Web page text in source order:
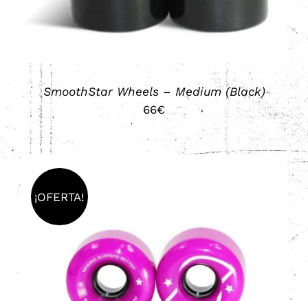
SmoothStar Wheels – Medium (Black)
66€
¡OFERTA!
AÑADIR AL CARRITO / DETALLES